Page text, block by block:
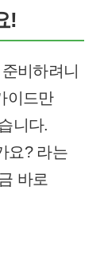
!
비하려니
이드만
니다.
요? 라는
바로